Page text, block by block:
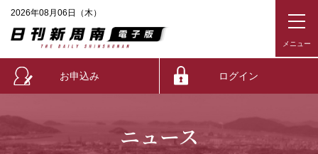
2026年08月06日（木）
お申込み ログイン
ニュース